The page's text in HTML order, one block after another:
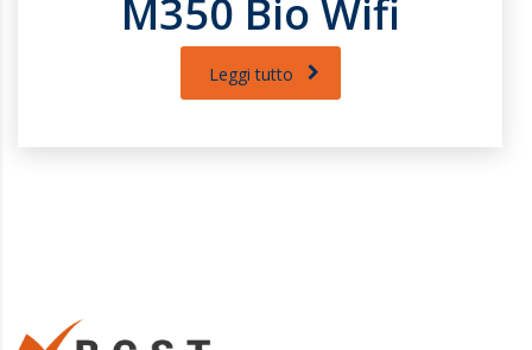
M350 Bio Wifi
Leggi tutto